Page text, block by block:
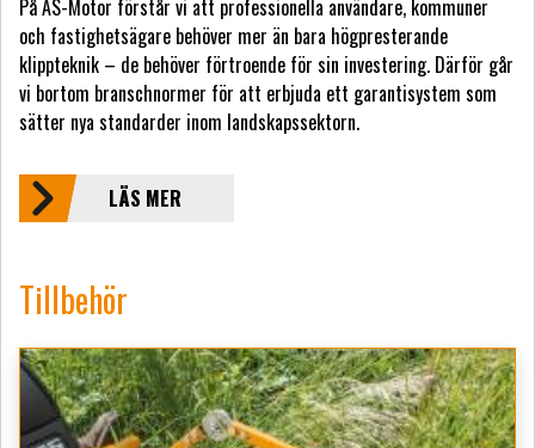
På AS-Motor förstår vi att professionella användare, kommuner
och fastighetsägare behöver mer än bara högpresterande
klippteknik – de behöver förtroende för sin investering. Därför går
vi bortom branschnormer för att erbjuda ett garantisystem som
sätter nya standarder inom landskapssektorn.
LÄS MER
Tillbehör